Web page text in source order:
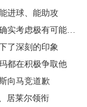
进球、能助攻
考虑极有可能退役
了深刻的印象
都在积极争取他
向马竞道歉
居莱尔领衔